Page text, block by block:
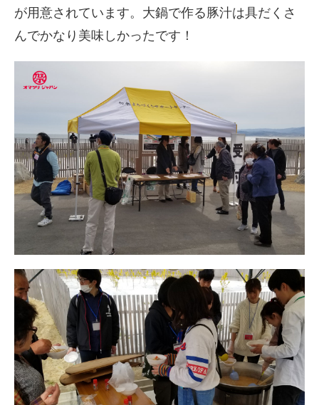
が用意されています。大鍋で作る豚汁は具だくさ
んでかなり美味しかったです！